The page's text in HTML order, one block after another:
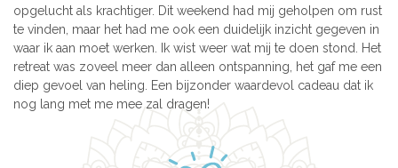
opgelucht als krachtiger. Dit weekend had mij geholpen om rust
te vinden, maar het had me ook een duidelijk inzicht gegeven in
waar ik aan moet werken. Ik wist weer wat mij te doen stond. Het
retreat was zoveel meer dan alleen ontspanning, het gaf me een
diep gevoel van heling. Een bijzonder waardevol cadeau dat ik
nog lang met me mee zal dragen!